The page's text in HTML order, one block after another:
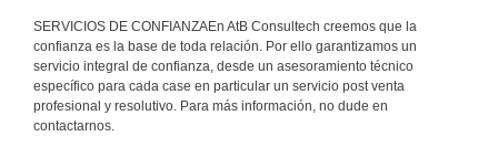
SERVICIOS DE CONFIANZAEn AtB Consultech creemos que la
confianza es la base de toda relación. Por ello garantizamos un
servicio integral de confianza, desde un asesoramiento técnico
específico para cada case en particular un servicio post venta
profesional y resolutivo. Para más información, no dude en
contactarnos.